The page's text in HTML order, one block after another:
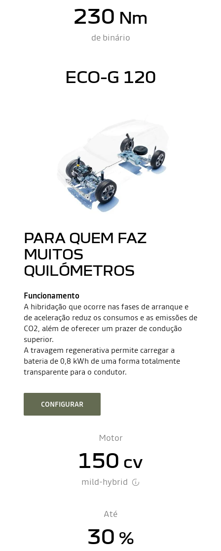
230 Nm
de binário
ECO-G 120
PARA QUEM FAZ
MUITOS
QUILÓMETROS
Funcionamento
A hibridação que ocorre nas fases de arranque e
de aceleração reduz os consumos e as emissões de
CO2, além de oferecer um prazer de condução
superior.
A travagem regenerativa permite carregar a
bateria de 0,8 kWh de uma forma totalmente
transparente para o condutor.
CONFIGURAR
Motor
150 cv
mild-hybrid
Até
30 %